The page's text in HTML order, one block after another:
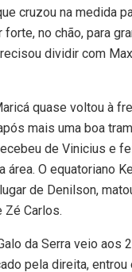
cruzou na medida
no chão, para
dividir com
quase voltou à
mais uma boa
de Vinicius e
área. O equatoriano
de Denilson,
Zé Carlos.
da Serra veio aos
pela direita,